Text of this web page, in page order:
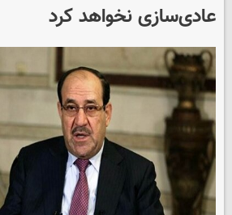
عادی‌سازی نخواهد کرد